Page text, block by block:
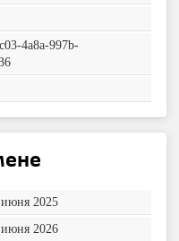
4a8a-997b-
2025
2026